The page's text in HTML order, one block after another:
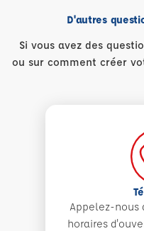
D'autres
Si vous avez des
ou sur comment créer
Appelez-nous
horaires